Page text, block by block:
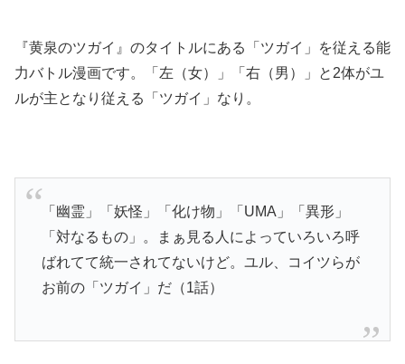
『黄泉のツガイ』のタイトルにある「ツガイ」を従える能
力バトル漫画です。「左（女）」「右（男）」と2体がユ
ルが主となり従える「ツガイ」なり。
「幽霊」「妖怪」「化け物」「UMA」「異形」
「対なるもの」。まぁ見る人によっていろいろ呼
ばれてて統一されてないけど。ユル、コイツらが
お前の「ツガイ」だ（1話）